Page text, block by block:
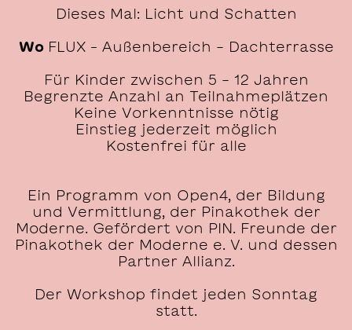
Dieses Mal: Licht und Schatten
Wo FLUX – Außenbereich - Dachterrasse
Für Kinder zwischen 5 - 12 Jahren
Begrenzte Anzahl an Teilnahmeplätzen
Keine Vorkenntnisse nötig
Einstieg jederzeit möglich
Kostenfrei für alle
Ein Programm von Open4, der Bildung
und Vermittlung, der Pinakothek der
Moderne. Gefördert von PIN. Freunde der
Pinakothek der Moderne e. V. und dessen
Partner Allianz.
Der Workshop findet jeden Sonntag
statt.